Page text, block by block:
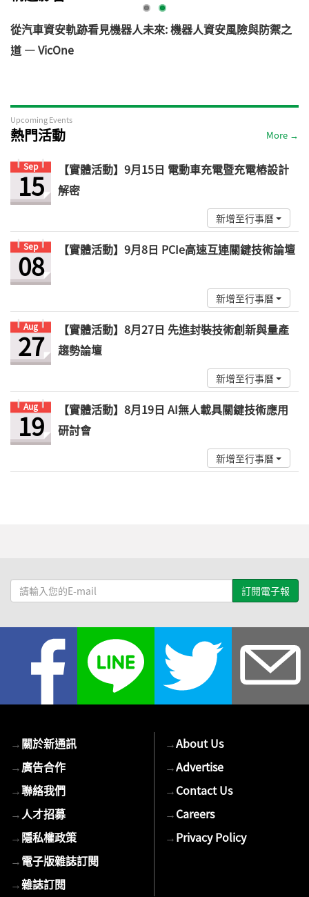
從汽車資安軌跡看見機器人未來: 機器人資安風險與防禦之
道 — VicOne
Upcoming Events
熱門活動 More →
Sep
15
【實體活動】9月15日 電動車充電暨充電樁設計
解密
新增至行事曆
Sep
08 【實體活動】9月8日 PCIe高速互連關鍵技術論壇
新增至行事曆
Aug
27
【實體活動】8月27日 先進封裝技術創新與量產
趨勢論壇
新增至行事曆
Aug
19
【實體活動】8月19日 AI無人載具關鍵技術應用
研討會
新增至行事曆
請
輸
→關於新通訊
→廣告合作
→聯絡我們
→人才招募
→隱私權政策
→電子版雜誌訂閱
→雜誌訂閱
→About Us
→Advertise
→Contact Us
→Careers
→Privacy Policy